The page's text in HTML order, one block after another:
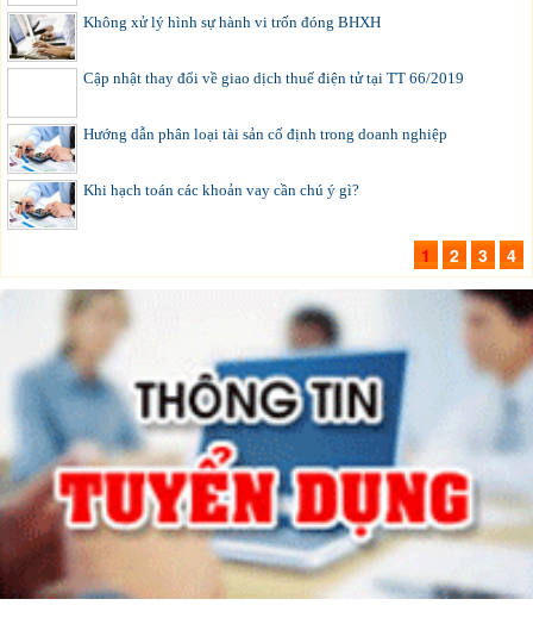
Không xử lý hình sự hành vi trốn đóng BHXH
Cập nhật thay đổi về giao dịch thuế điện tử tại TT 66/2019
Hướng dẫn phân loại tài sản cố định trong doanh nghiệp
Khi hạch toán các khoản vay cần chú ý gì?
1 2 3 4